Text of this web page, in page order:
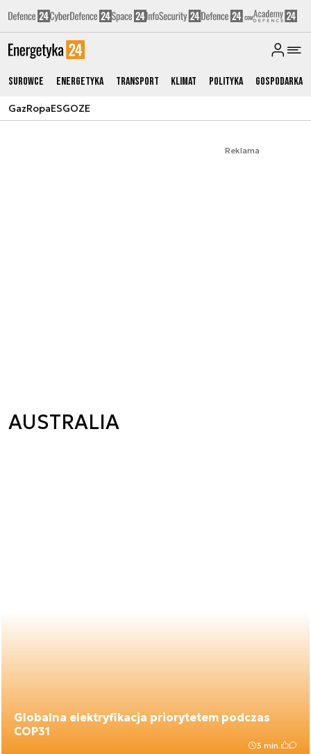
Surowce Energetyka Transport Klimat Polityka Gospodarka
GazRopaESGOZE
Reklama
AUSTRALIA
Globalna elektryfikacja priorytetem podczas
COP31
3 min.